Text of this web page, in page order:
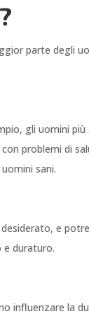
parte degli
gli uomini
problemi di
sani.
e
duraturo.
influenzare la